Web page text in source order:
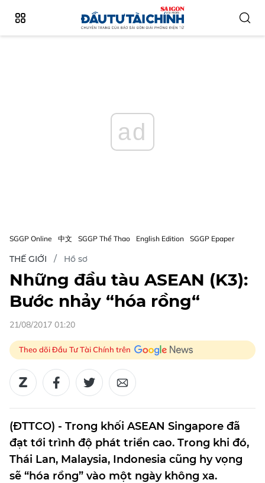
ad
SGGP Online 中文 SGGP Thể Thao English Edition SGGP Epaper
THẾ GIỚI Hồ sơ
Những đầu tàu ASEAN (K3):
Bước nhảy “hóa rồng“
21/08/2017 01:20
Theo dõi Đầu Tư Tài Chính trên
(ĐTTCO) - Trong khối ASEAN Singapore đã
đạt tới trình độ phát triển cao. Trong khi đó,
Thái Lan, Malaysia, Indonesia cũng hy vọng
sẽ “hóa rồng” vào một ngày không xa.